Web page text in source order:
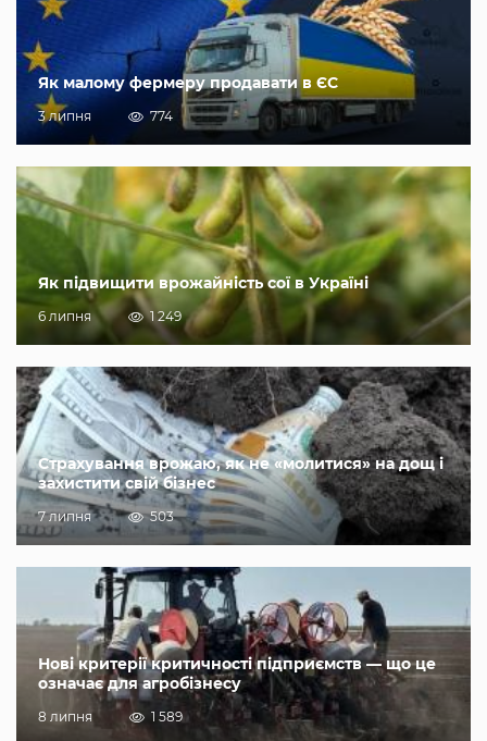
Як малому фермеру продавати в ЄС
3 липня 774
Як підвищити врожайність сої в Україні
6 липня 1 249
Страхування врожаю, як не «молитися» на дощ і
захистити свій бізнес
7 липня 503
Нові критерії критичності підприємств — що це
означає для агробізнесу
8 липня 1 589